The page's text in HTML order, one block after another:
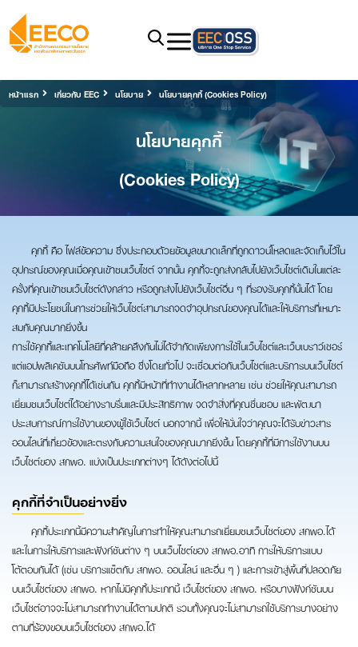
หน้าแรก เกี่ยวกับ EEC นโยบาย นโยบายคุกกี้ (Cookies Policy)
นโยบายคุกกี้
(Cookies Policy)
คุกกี้ คือ ไฟล์ข้อความ ซึ่งประกอบด้วยข้อมูลขนาดเล็กที่ถูกดาวน์โหลดและจัดเก็บไว้ใน
อุปกรณ์ของคุณเมื่อคุณเข้าชมเว็บไซต์ จากนั้น คุกกี้จะถูกส่งกลับไปยังเว็บไซต์เดิมในแต่ละ
ครั้งที่คุณเข้าชมเว็บไซต์ดังกล่าว หรือถูกส่งไปยังเว็บไซต์อื่น ๆ ที่รองรับคุกกี้นั้นได้ โดย
คุกกี้มีประโยชน์ในการช่วยให้เว็บไซต์สามารถจดจำอุปกรณ์ของคุณได้และให้บริการที่เหมาะ
สมกับคุณมากยิ่งขึ้น
การใช้คุกกี้และเทคโนโลยีที่คล้ายคลึงกันไม่ได้จำกัดเพียงการใช้ในเว็บไซต์และเว็บเบราว์เซอร์
แต่แอปพลิเคชันบนโทรศัพท์มือถือ ซึ่งโดยทั่วไป จะเชื่อมต่อกับเว็บไซต์และบริการบนเว็บไซต์
ก็สามารถสร้างคุกกี้ได้เช่นกัน คุกกี้มีหน้าที่ทำงานได้หลากหลาย เช่น ช่วยให้คุณสามารถ
เยี่ยมชมเว็บไซต์ได้อย่างราบรื่นและมีประสิทธิภาพ จดจำสิ่งที่คุณชื่นชอบ และพัฒนา
ประสบการณ์การใช้งานของผู้ใช้เว็บไซต์ นอกจากนี้ เพื่อให้มั่นใจว่าคุณจะได้รับข่าวสาร
ออนไลน์ที่เกี่ยวข้องและตรงกับความสนใจของคุณมากยิ่งขึ้น โดยคุกกี้ที่มีการใช้งานบน
เว็บไซต์ของ สกพอ. แบ่งเป็นประเภทต่างๆ ได้ดังต่อไปนี้
คุกกี้ที่จำเป็นอย่างยิ่ง
คุกกี้ประเภทนี้มีความสำคัญในการทำให้คุณสามารถเยี่ยมชมเว็บไซต์ของ สกพอ.ได้
และในการให้บริการและฟังก์ชันต่าง ๆ บนเว็บไซต์ของ สกพอ.อาทิ การให้บริการแบบ
โต้ตอบกันได้ (เช่น บริการแช็ตกับ สกพอ. ออนไลน์ และอื่น ๆ ) และการเข้าสู่พื้นที่ปลอดภัย
บนเว็บไซต์ของ สกพอ. หากไม่มีคุกกี้ประเภทนี้ เว็บไซต์ของ สกพอ. หรือบางฟังก์ชันบน
เว็บไซต์อาจจะไม่สามารถทำงานได้ตามปกติ รวมทั้งคุณจะไม่สามารถใช้บริการบางอย่าง
ตามที่ร้องขอบนเว็บไซต์ของ สกพอ.ได้